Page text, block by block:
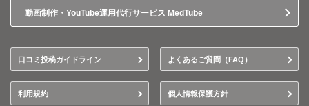
動画制作・YouTube運用代行サービス MedTube
口コミ投稿ガイドライン よくあるご質問（FAQ）
利用規約 個人情報保護方針